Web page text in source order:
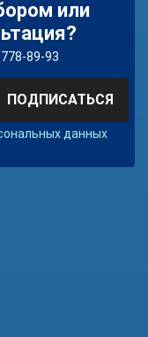
или
89-93
ПОДПИСАТЬСЯ
данных